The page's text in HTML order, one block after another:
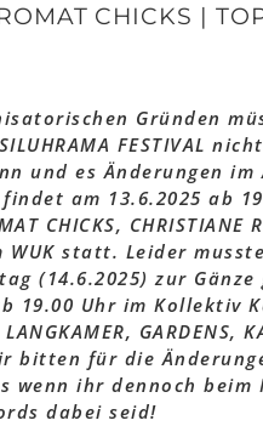
CHICKS |
Gründen
FESTIVAL
und es Änderungen
am 13.6.2025 ab
CHICKS, CHRISTIANE
WUK statt. Leider
(14.6.2025) zur
19.00 Uhr im Kollektiv
GARDENS,
bitten für die
wenn ihr dennoch
dabei seid!